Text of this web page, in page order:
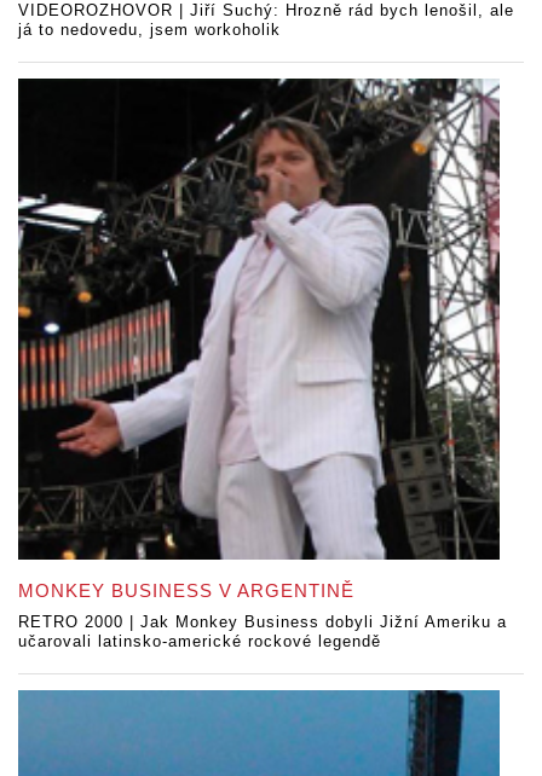
VIDEOROZHOVOR | Jiří Suchý: Hrozně rád bych lenošil, ale
já to nedovedu, jsem workoholik
MONKEY BUSINESS V ARGENTINĚ
RETRO 2000 | Jak Monkey Business dobyli Jižní Ameriku a
učarovali latinsko-americké rockové legendě